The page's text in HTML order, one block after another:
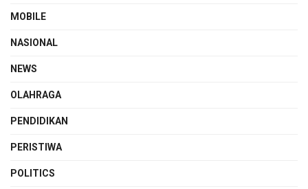
MOBILE
NASIONAL
NEWS
OLAHRAGA
PENDIDIKAN
PERISTIWA
POLITICS